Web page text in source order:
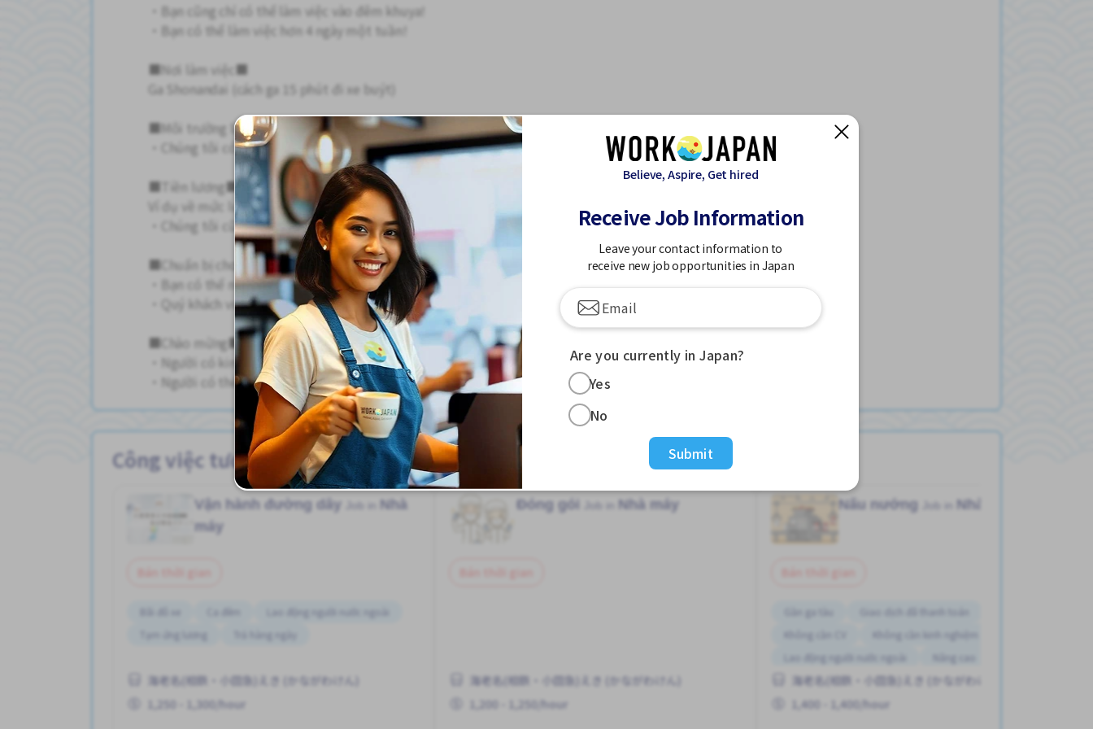
・Bạn cũng chỉ có thể làm việc vào đêm khuya!
・Bạn có thể làm việc hơn 4 ngày một tuần!
■Nơi làm việc■
Ga Shonandai (cách ga 15 phút đi xe buýt)
■Môi trường làm việc■
・Chúng tôi có số lượng lớn nhân viên nước ngoài.
■Tiền lương■
Ví dụ về mức lương: 200.000 yên mỗi tháng
・Chúng tôi cũng chấp nhận thanh toán tạm ứng tiền lương.
■Chuẩn bị cho cuộc phỏng vấn■
・Bạn có thể nhận được điện thoại để xác nhận ngày giờ phỏng vấn.
・Quý khách vui lòng mang theo thẻ cư trú khi đến phỏng vấn.
■Chào mừng■
・Người có kinh nghiệm sản xuất thực phẩm
・Người có thể giới thiệu bản thân bằng tiếng Nhật
Công việc tương tự
Vận hành đường dây
Nhà
máy
Lao động người nước ngoài
Tạm ứng lương
Trả hàng ngày
海老名(相鉄・小田急)えき (かながわけん)
1,250 - 1,300/hour
Đóng gói Nhà máy
海老名(相鉄・小田急)えき (かながわけん)
1,200 - 1,250/hour
Nấu nướng Nhà máy
Gần ga tàu
Giao dịch đã thanh toán
Không cần CV
Không cần kinh nghiệm
Lao động người nước ngoài
Nâng cao
Tạm ứng lương
Ưu tiên nữ giới
海老名(相鉄・小田急)えき (かながわけん)
1,400 - 1,400/hour
Believe, Aspire, Get hired
Receive Job Information
Leave your contact information to
receive new job opportunities in Japan
Are you currently in Japan?
Yes
No
Submit